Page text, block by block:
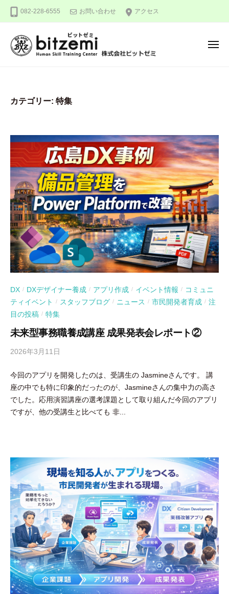
082-228-6555 お問い合わせ アクセス
社
ッ
ト
ゼ
ミ
を
る
メ
カテゴリー: 特集
DX / DXデザイナー養成 / アプリ作成 / イベント情報 / コミュニ
ティイベント
/ スタッフブログ / ニュース / 市民開発者育成 / 注
目の投稿 / 特集
未来型事務職養成講座 成果発表会レポート②
2026年3月11日
吉
田
豪
今回のアプリを開発したのは、受講生の Jasmineさんです。 講
座の中でも特に印象的だったのが、Jasmineさんの集中力の高さ
でした。応用演習講座の選考課題として取り組んだ今回のアプリ
ですが、他の受講生と比べても 非...
会
社
ビ
ミ